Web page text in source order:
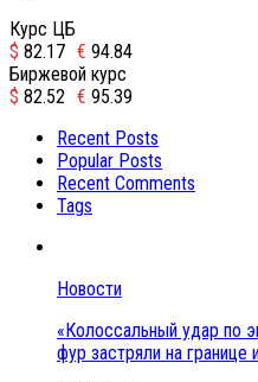
Курс ЦБ
$ 82.17 € 94.84
Биржевой курс
$ 82.52 € 95.39
Recent Posts
Popular Posts
Recent Comments
Tags
Новости
«Колоссальный удар по
фур застряли на границе